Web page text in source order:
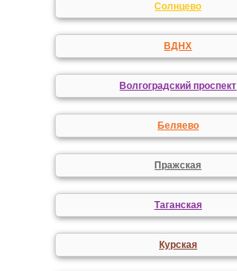
Солнцево
ВДНХ
Волгоградский проспект
Беляево
Пражская
Таганская
Курская